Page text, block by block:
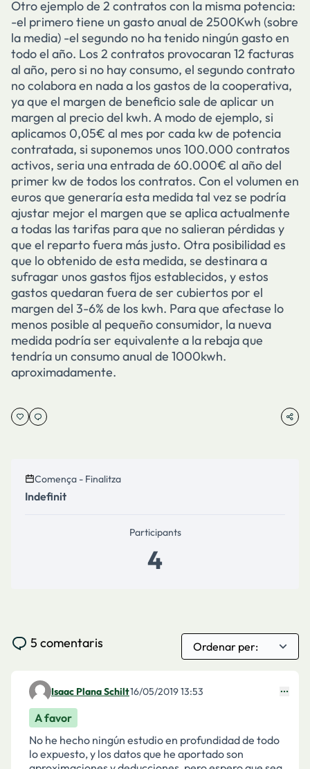
Otro ejemplo de 2 contratos con la misma potencia:
-el primero tiene un gasto anual de 2500Kwh (sobre
la media) -el segundo no ha tenido ningún gasto en
todo el año. Los 2 contratos provocaran 12 facturas
al año, pero si no hay consumo, el segundo contrato
no colabora en nada a los gastos de la cooperativa,
ya que el margen de beneficio sale de aplicar un
margen al precio del kwh. A modo de ejemplo, si
aplicamos 0,05€ al mes por cada kw de potencia
contratada, si suponemos unos 100.000 contratos
activos, seria una entrada de 60.000€ al año del
primer kw de todos los contratos. Con el volumen en
euros que generaría esta medida tal vez se podría
ajustar mejor el margen que se aplica actualmente
a todas las tarifas para que no salieran pérdidas y
que el reparto fuera más justo. Otra posibilidad es
que lo obtenido de esta medida, se destinara a
sufragar unos gastos fijos establecidos, y estos
gastos quedaran fuera de ser cubiertos por el
margen del 3-6% de los kwh. Para que afectase lo
menos posible al pequeño consumidor, la nueva
medida podría ser equivalente a la rebaja que
tendría un consumo anual de 1000kwh.
aproximadamente.
Comença - Finalitza
Indefinit
Participants
4
5 comentaris
Comentari 1516
Isaac Plana Schilt16/05/2019 13:53
A favor
No he hecho ningún estudio en profundidad de todo
lo expuesto, y los datos que he aportado son